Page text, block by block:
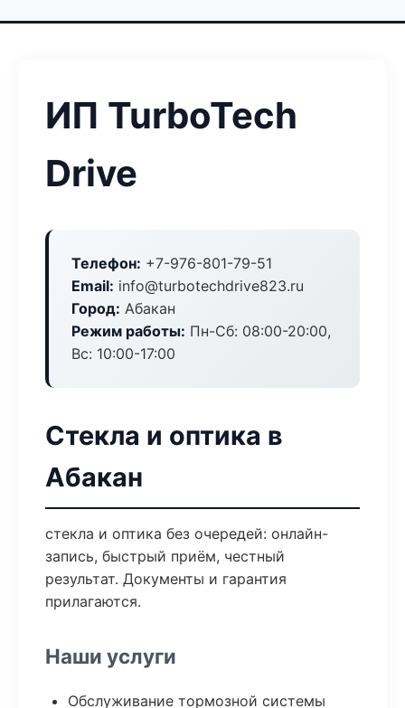
ИП TurboTech
Drive
Телефон: +7-976-801-79-51
Email: info@turbotechdrive823.ru
Город: Абакан
Режим работы: Пн-Сб: 08:00-20:00,
Вс: 10:00-17:00
Стекла и оптика в
Абакан
стекла и оптика без очередей: онлайн-
запись, быстрый приём, честный
результат. Документы и гарантия
прилагаются.
Наши услуги
Обслуживание тормозной системы